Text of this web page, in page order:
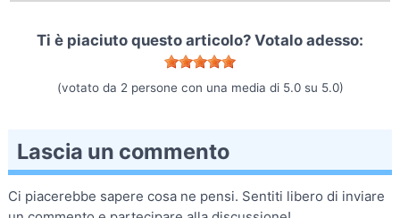
Ti è piaciuto questo articolo? Votalo adesso:
(votato da 2 persone con una media di 5.0su 5.0)
Lascia un commento
Ci piacerebbe sapere cosa ne pensi. Sentiti libero di inviare